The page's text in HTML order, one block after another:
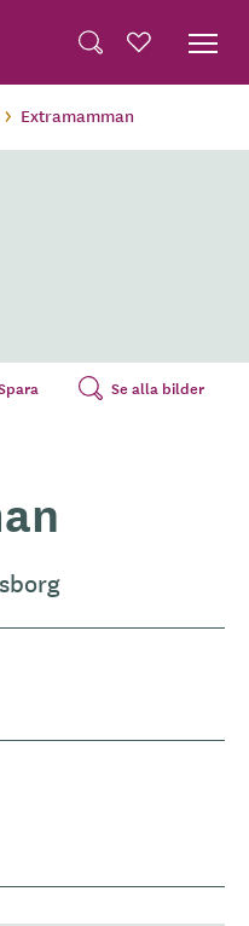
Extramamman
Se alla bilder
Translate